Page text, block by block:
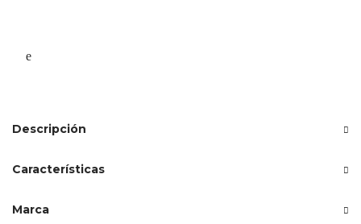
Descripción
Características
Marca